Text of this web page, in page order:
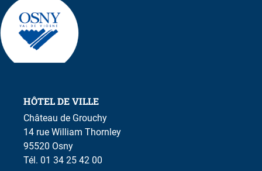
HÔTEL DE VILLE
Château de Grouchy
14 rue William Thornley
95520 Osny
Tél. 01 34 25 42 00